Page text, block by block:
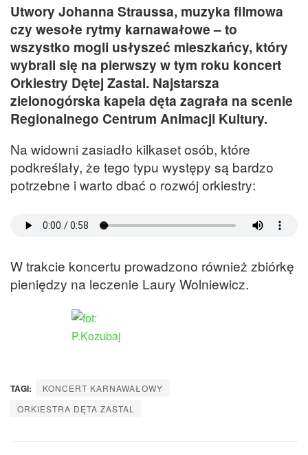
Utwory Johanna Straussa, muzyka filmowa
czy wesołe rytmy karnawałowe – to
wszystko mogli usłyszeć mieszkańcy, który
wybrali się na pierwszy w tym roku koncert
Orkiestry Dętej Zastal. Najstarsza
zielonogórska kapela dęta zagrała na scenie
Regionalnego Centrum Animacji Kultury.
Na widowni zasiadło kilkaset osób, które
podkreślały, że tego typu występy są bardzo
potrzebne i warto dbać o rozwój orkiestry:
W trakcie koncertu prowadzono również zbiórkę
pieniędzy na leczenie Laury Wolniewicz.
TAGI:
KONCERT KARNAWAŁOWY
ORKIESTRA DĘTA ZASTAL